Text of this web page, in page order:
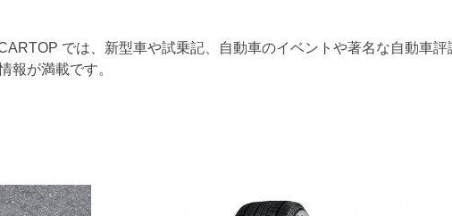
では、新型車や試乗記、自動車のイベントや著名な自動車評
報が満載です。